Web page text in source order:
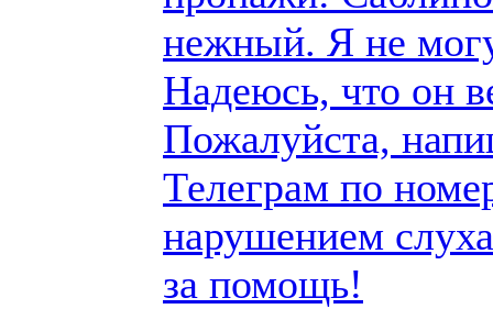
нежный. Я не
Надеюсь, что он
Пожалуйста,
Телеграм по
нарушением
за помощь!